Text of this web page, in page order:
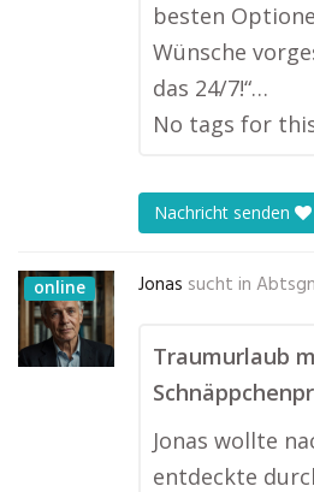
besten
Wünsche
das 24/7!“…
No tags for
Nachricht senden
online Jonas sucht in
Traumurlaub
Jonas wollte
entdeckte